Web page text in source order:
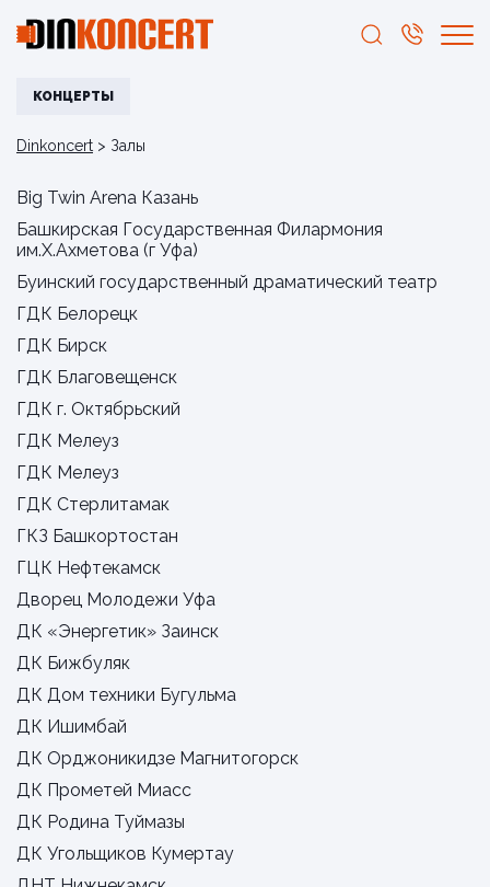
КОНЦЕРТЫ
Dinkoncert > Залы
Big Twin Arena Казань
Башкирская Государственная Филармония
им.Х.Ахметова (г Уфа)
Буинский государственный драматический театр
ГДК Белорецк
ГДК Бирск
ГДК Благовещенск
ГДК г. Октябрьский
ГДК Мелеуз
ГДК Мелеуз
ГДК Стерлитамак
ГКЗ Башкортостан
ГЦК Нефтекамск
Дворец Молодежи Уфа
ДК «Энергетик» Заинск
ДК Бижбуляк
ДК Дом техники Бугульма
ДК Ишимбай
ДК Орджоникидзе Магнитогорск
ДК Прометей Миасс
ДК Родина Туймазы
ДК Угольщиков Кумертау